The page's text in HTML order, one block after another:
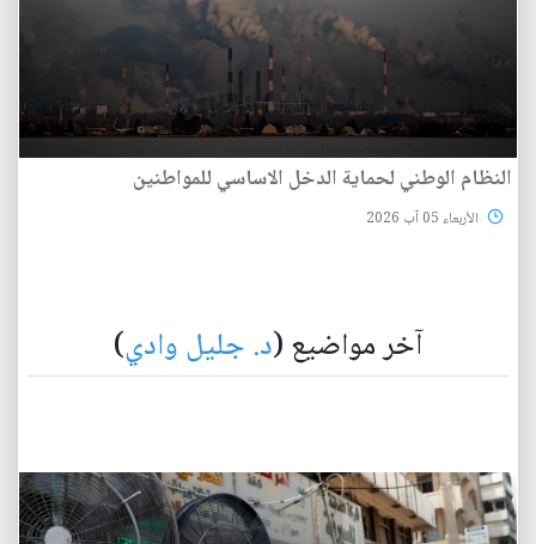
النظام الوطني لحماية الدخل الاساسي للمواطنين
الأربعاء 05 آب 2026
آخر مواضيع (د. جليل وادي)